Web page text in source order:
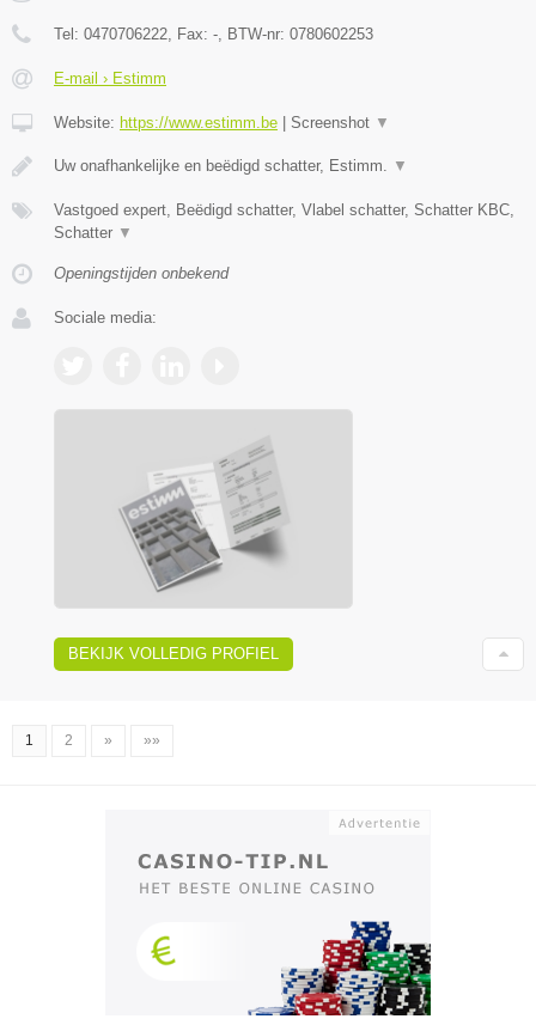
Tel: 0470706222 , Fax: - , BTW-nr: 0780602253
E-mail › Estimm
Website: https://www.estimm.be Screenshot ▼
Uw onafhankelijke en beëdigd schatter, Estimm. ▼
Vastgoed expert, Beëdigd schatter, Vlabel schatter, Schatter KBC,
Schatter ▼
Openingstijden onbekend
Sociale media:
BEKIJK VOLLEDIG PROFIEL
1 2 » »»